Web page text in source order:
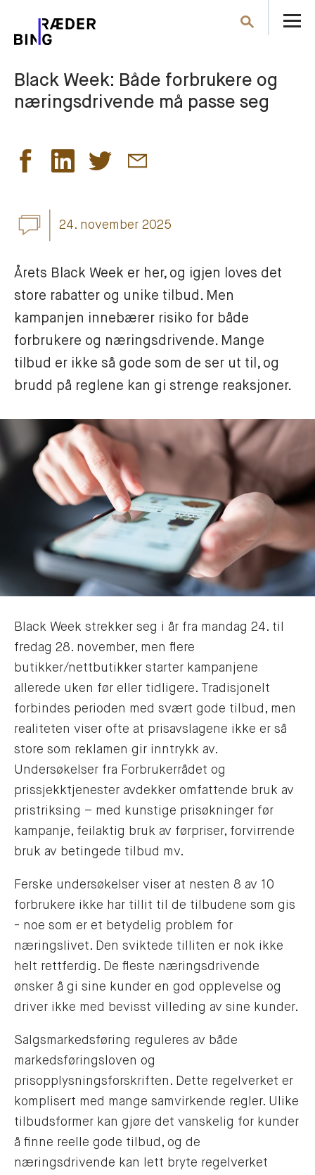
Søk
Black Week: Både forbrukere og
næringsdrivende må passe seg
24. november 2025
Årets Black Week er her, og igjen loves det
store rabatter og unike tilbud. Men
kampanjen innebærer risiko for både
forbrukere og næringsdrivende. Mange
tilbud er ikke så gode som de ser ut til, og
brudd på reglene kan gi strenge reaksjoner.
Black Week strekker seg i år fra mandag 24. til
fredag 28. november, men flere
butikker/nettbutikker starter kampanjene
allerede uken før eller tidligere. Tradisjonelt
forbindes perioden med svært gode tilbud, men
realiteten viser ofte at prisavslagene ikke er så
store som reklamen gir inntrykk av.
Undersøkelser fra Forbrukerrådet og
prissjekktjenester avdekker omfattende bruk av
pristriksing – med kunstige prisøkninger før
kampanje, feilaktig bruk av førpriser, forvirrende
bruk av betingede tilbud mv.
Ferske undersøkelser viser at nesten 8 av 10
forbrukere ikke har tillit til de tilbudene som gis
- noe som er et betydelig problem for
næringslivet. Den sviktede tilliten er nok ikke
helt rettferdig. De fleste næringsdrivende
ønsker å gi sine kunder en god opplevelse og
driver ikke med bevisst villeding av sine kunder.
Salgsmarkedsføring reguleres av både
markedsføringsloven og
prisopplysningsforskriften. Dette regelverket er
komplisert med mange samvirkende regler. Ulike
tilbudsformer kan gjøre det vanskelig for kunder
å finne reelle gode tilbud, og de
næringsdrivende kan lett bryte regelverket